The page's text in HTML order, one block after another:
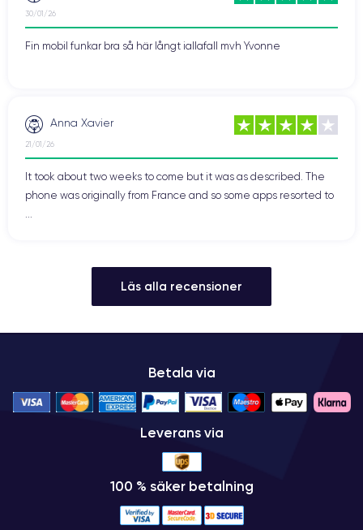
30/01/26
Fin mobil funkar bra så här långt iallafall mvh Yvonne
Anna Xavier
21/01/26
It took about two weeks to come but it was as described. The
phone was originally from France and so some apps resorted to
Läs alla recensioner
Betala via
Leverans via
100 % säker betalning